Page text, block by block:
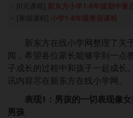
[0元课程] 新东方小学1-6年级期中重
[寒假课程] 小学1-6年级寒假课程
新东方在线小学网整理了关
闻，希望各位家长能够学到一点
子成长的过程中和孩子一起成长
讯内容尽在新东方在线小学网。
表现1：男孩的一切表现像
男孩